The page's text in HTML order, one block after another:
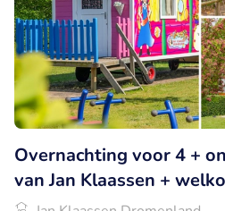
Overnachting voor 4 +
van Jan Klaassen +